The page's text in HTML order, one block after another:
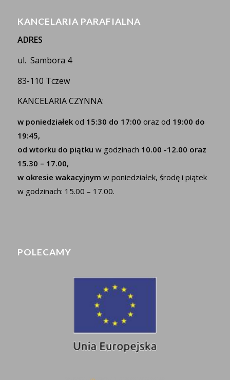
KANCELARIA PARAFIALNA
ADRES
ul. Sambora 4
83-110 Tczew
KANCELARIA CZYNNA:
w poniedziałekod 15:30 do 17:00 oraz od 19:00 do
19:45,
od wtorku do piątku w godzinach 10.00 -12.00 oraz
15.30 – 17.00,
w okresie wakacyjnym w poniedziałek, środę i piątek
w godzinach: 15.00 – 17.00.
POLECAMY